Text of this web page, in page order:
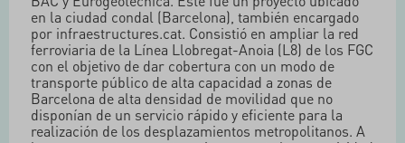
en la ciudad condal (Barcelona), también encargado
por infraestructures.cat. Consistió en ampliar la red
ferroviaria de la Línea Llobregat-Anoia (L8) de los FGC
con el objetivo de dar cobertura con un modo de
transporte público de alta capacidad a zonas de
Barcelona de alta densidad de movilidad que no
disponían de un servicio rápido y eficiente para la
realización de los desplazamientos metropolitanos. A